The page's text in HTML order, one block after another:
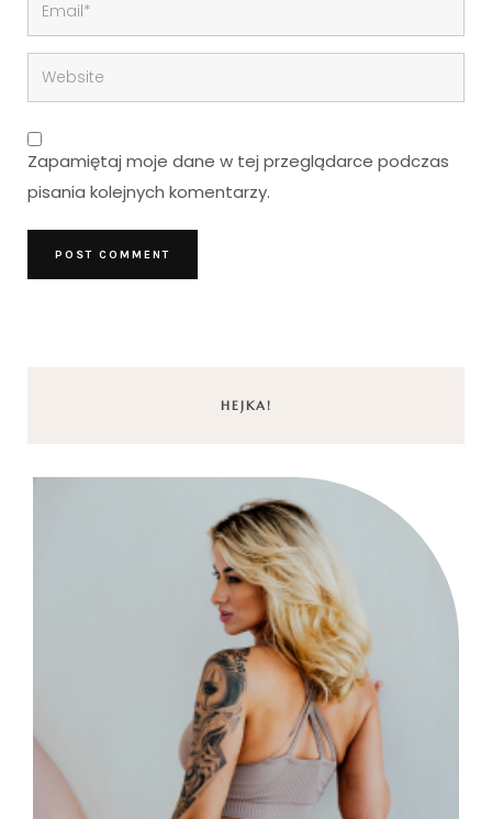
Zapamiętaj moje dane w tej przeglądarce podczas
pisania kolejnych komentarzy.
HEJKA!